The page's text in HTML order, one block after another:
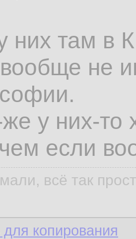
них там в
вообще не
у них-то
если
всё так
для копирования